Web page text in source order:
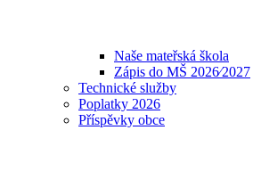
Naše mateřská škola
Zápis do MŠ 2026⁄2027
Technické služby
Poplatky 2026
Příspěvky obce